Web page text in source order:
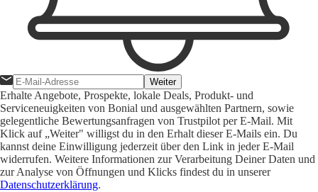
Weiter
Erhalte Angebote, Prospekte, lokale Deals, Produkt- und
Serviceneuigkeiten von Bonial und ausgewählten Partnern, sowie
gelegentliche Bewertungsanfragen von Trustpilot per E-Mail. Mit
Klick auf „Weiter" willigst du in den Erhalt dieser E-Mails ein. Du
kannst deine Einwilligung jederzeit über den Link in jeder E-Mail
widerrufen. Weitere Informationen zur Verarbeitung Deiner Daten und
zur Analyse von Öffnungen und Klicks findest du in unserer
Datenschutzerklärung.